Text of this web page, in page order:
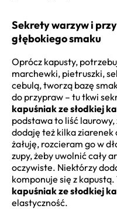
Sekrety warzyw i
głębokiego smaku
Oprócz kapusty,
marchewki, pietruszki,
cebulą, tworzą bazę
do przypraw – tu tkwi
kapuśniak ze słodkiej
podstawa to liść
dodaję też kilka
żałuję, rozcieram go w
zupy, żeby uwolnić cały
oczywiste. Niektórzy
komponuje się z kapustą.
kapuśniak ze słodkiej
elastyczność.